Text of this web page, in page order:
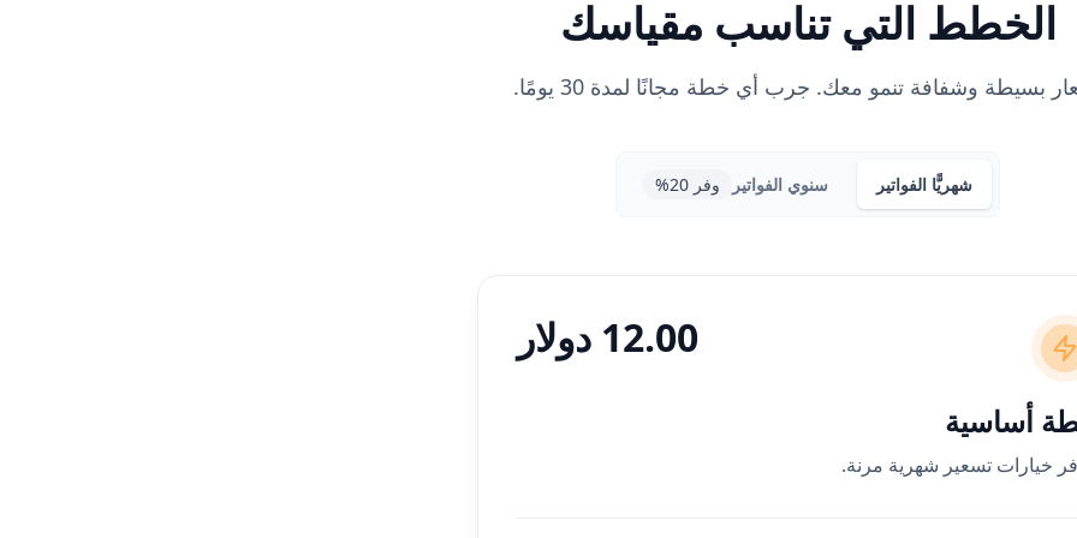
الخطط التي تناسب مقياسك
بسيطة وشفافة تنمو معك. جرب أي خطة مجانًا لمدة 30 يومًا.
شهريًّا الفواتير سنوي الفواتير وفر 20%
أساسية
خيارات تسعير شهرية مرنة.
12.00 دولار